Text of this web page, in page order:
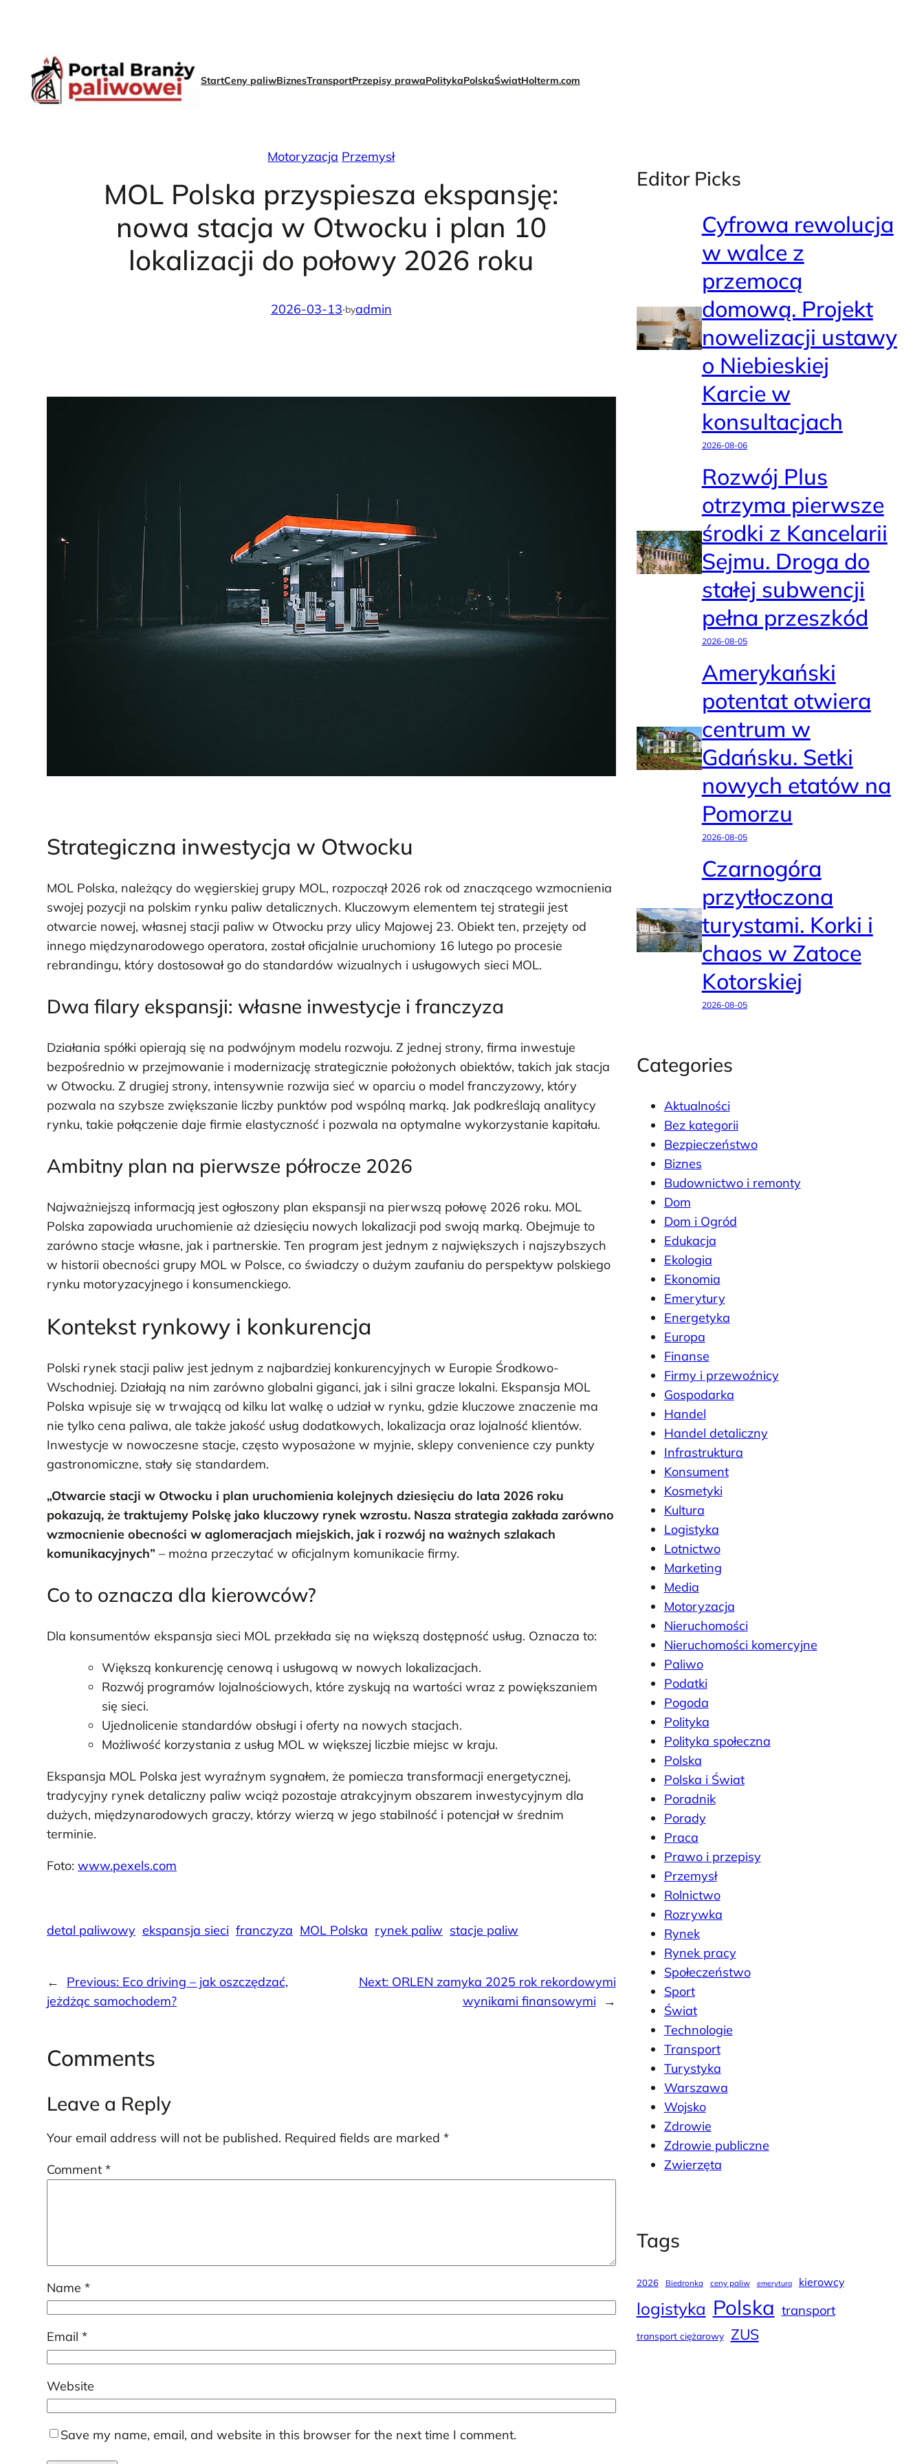
StartCeny paliwBiznesTransportPrzepisy prawaPolitykaPolskaŚwiatHolterm.com
Motoryzacja Przemysł
MOL Polska przyspiesza ekspansję:
nowa stacja w Otwocku i plan 10
lokalizacji do połowy 2026 roku
2026-03-13·byadmin
Strategiczna inwestycja w Otwocku
MOL Polska, należący do węgierskiej grupy MOL, rozpoczął 2026 rok od znaczącego wzmocnienia
swojej pozycji na polskim rynku paliw detalicznych. Kluczowym elementem tej strategii jest
otwarcie nowej, własnej stacji paliw w Otwocku przy ulicy Majowej 23. Obiekt ten, przejęty od
innego międzynarodowego operatora, został oficjalnie uruchomiony 16 lutego po procesie
rebrandingu, który dostosował go do standardów wizualnych i usługowych sieci MOL.
Dwa filary ekspansji: własne inwestycje i franczyza
Działania spółki opierają się na podwójnym modelu rozwoju. Z jednej strony, firma inwestuje
bezpośrednio w przejmowanie i modernizację strategicznie położonych obiektów, takich jak stacja
w Otwocku. Z drugiej strony, intensywnie rozwija sieć w oparciu o model franczyzowy, który
pozwala na szybsze zwiększanie liczby punktów pod wspólną marką. Jak podkreślają analitycy
rynku, takie połączenie daje firmie elastyczność i pozwala na optymalne wykorzystanie kapitału.
Ambitny plan na pierwsze półrocze 2026
Najważniejszą informacją jest ogłoszony plan ekspansji na pierwszą połowę 2026 roku. MOL
Polska zapowiada uruchomienie aż dziesięciu nowych lokalizacji pod swoją marką. Obejmuje to
zarówno stacje własne, jak i partnerskie. Ten program jest jednym z największych i najszybszych
w historii obecności grupy MOL w Polsce, co świadczy o dużym zaufaniu do perspektyw polskiego
rynku motoryzacyjnego i konsumenckiego.
Kontekst rynkowy i konkurencja
Polski rynek stacji paliw jest jednym z najbardziej konkurencyjnych w Europie Środkowo-
Wschodniej. Działają na nim zarówno globalni giganci, jak i silni gracze lokalni. Ekspansja MOL
Polska wpisuje się w trwającą od kilku lat walkę o udział w rynku, gdzie kluczowe znaczenie ma
nie tylko cena paliwa, ale także jakość usług dodatkowych, lokalizacja oraz lojalność klientów.
Inwestycje w nowoczesne stacje, często wyposażone w myjnie, sklepy convenience czy punkty
gastronomiczne, stały się standardem.
„Otwarcie stacji w Otwocku i plan uruchomienia kolejnych dziesięciu do lata 2026 roku
pokazują, że traktujemy Polskę jako kluczowy rynek wzrostu. Nasza strategia zakłada zarówno
wzmocnienie obecności w aglomeracjach miejskich, jak i rozwój na ważnych szlakach
komunikacyjnych” – można przeczytać w oficjalnym komunikacie firmy.
Co to oznacza dla kierowców?
Dla konsumentów ekspansja sieci MOL przekłada się na większą dostępność usług. Oznacza to:
Większą konkurencję cenową i usługową w nowych lokalizacjach.
Rozwój programów lojalnościowych, które zyskują na wartości wraz z powiększaniem
się sieci.
Ujednolicenie standardów obsługi i oferty na nowych stacjach.
Możliwość korzystania z usług MOL w większej liczbie miejsc w kraju.
Ekspansja MOL Polska jest wyraźnym sygnałem, że pomiecza transformacji energetycznej,
tradycyjny rynek detaliczny paliw wciąż pozostaje atrakcyjnym obszarem inwestycyjnym dla
dużych, międzynarodowych graczy, którzy wierzą w jego stabilność i potencjał w średnim
terminie.
Foto: www.pexels.com
detal paliwowy ekspansja sieci franczyza MOL Polska rynek paliw stacje paliw
← Previous: Eco driving – jak oszczędzać,
jeżdżąc samochodem?
Next: ORLEN zamyka 2025 rok rekordowymi
wynikami finansowymi
→
Comments
Leave a Reply
Your email address will not be published. Required fields are marked *
Comment *
Name *
Email *
Website
Save my name, email, and website in this browser for the next time I comment.
Editor Picks
Cyfrowa rewolucja
w walce z
przemocą
domową. Projekt
nowelizacji ustawy
o Niebieskiej
Karcie w
konsultacjach
2026-08-06
Rozwój Plus
otrzyma pierwsze
środki z Kancelarii
Sejmu. Droga do
stałej subwencji
pełna przeszkód
2026-08-05
Amerykański
potentat otwiera
centrum w
Gdańsku. Setki
nowych etatów na
Pomorzu
2026-08-05
Czarnogóra
przytłoczona
turystami. Korki i
chaos w Zatoce
Kotorskiej
2026-08-05
Categories
Aktualności
Bez kategorii
Bezpieczeństwo
Biznes
Budownictwo i remonty
Dom
Dom i Ogród
Edukacja
Ekologia
Ekonomia
Emerytury
Energetyka
Europa
Finanse
Firmy i przewoźnicy
Gospodarka
Handel
Handel detaliczny
Infrastruktura
Konsument
Kosmetyki
Kultura
Logistyka
Lotnictwo
Marketing
Media
Motoryzacja
Nieruchomości
Nieruchomości komercyjne
Paliwo
Podatki
Pogoda
Polityka
Polityka społeczna
Polska
Polska i Świat
Poradnik
Porady
Praca
Prawo i przepisy
Przemysł
Rolnictwo
Rozrywka
Rynek
Rynek pracy
Społeczeństwo
Sport
Świat
Technologie
Transport
Turystyka
Warszawa
Wojsko
Zdrowie
Zdrowie publiczne
Zwierzęta
Tags
2026 Biedronka ceny paliw emerytura kierowcy
logistyka Polska transport
transport ciężarowy ZUS